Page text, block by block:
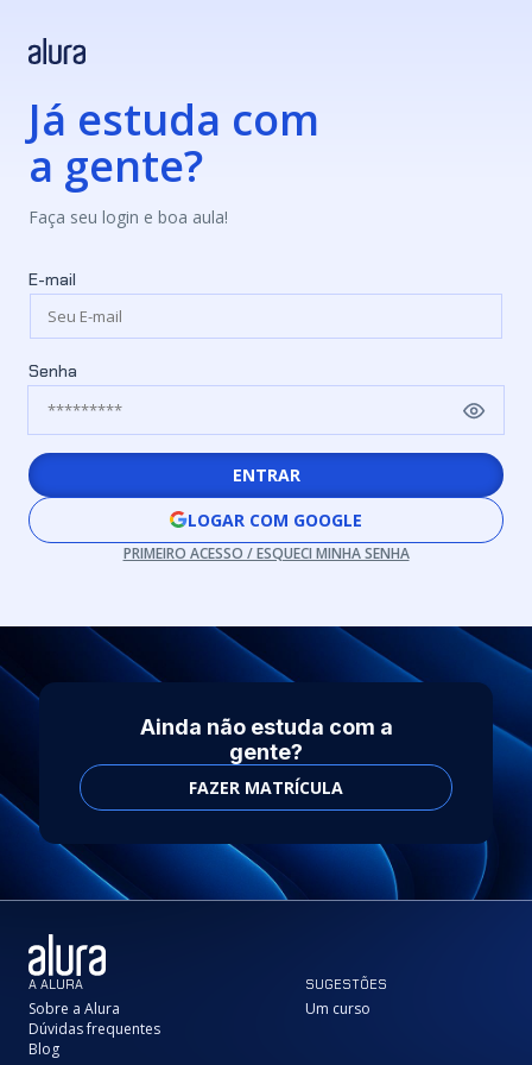
Já estuda com
a gente?
Faça seu login e boa aula!
E-mail
Senha
ENTRAR
LOGAR COM GOOGLE
PRIMEIRO ACESSO / ESQUECI MINHA SENHA
Ainda não estuda com a
gente?
FAZER MATRÍCULA
A ALURA
Sobre a Alura
Dúvidas frequentes
Blog
SUGESTÕES
Um curso